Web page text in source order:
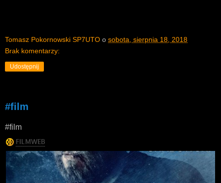
Tomasz Pokornowski SP7UTO o sobota, sierpnia 18, 2018
Brak komentarzy:
Udostępnij
#film
#film